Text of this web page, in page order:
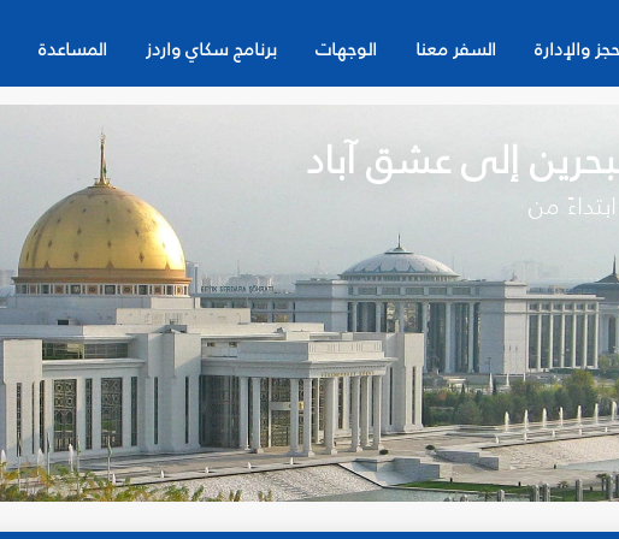
والإدارة السفر معنا الوجهات برنامج سكاي واردز المساعدة
إلى عشق آباد
من